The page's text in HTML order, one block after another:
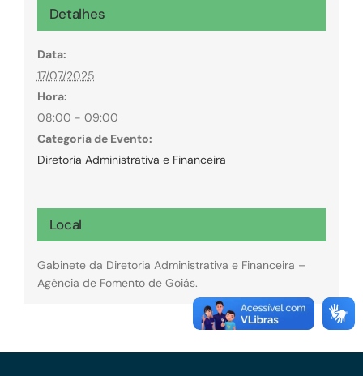
Detalhes
Data:
17/07/2025
Hora:
08:00 - 09:00
Categoria de Evento:
Diretoria Administrativa e Financeira
Local
Gabinete da Diretoria Administrativa e Financeira –
Agência de Fomento de Goiás.